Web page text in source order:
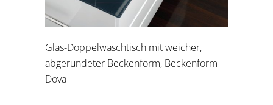
Glas-Doppelwaschtisch mit weicher,
abgerundeter Beckenform, Beckenform
Dova